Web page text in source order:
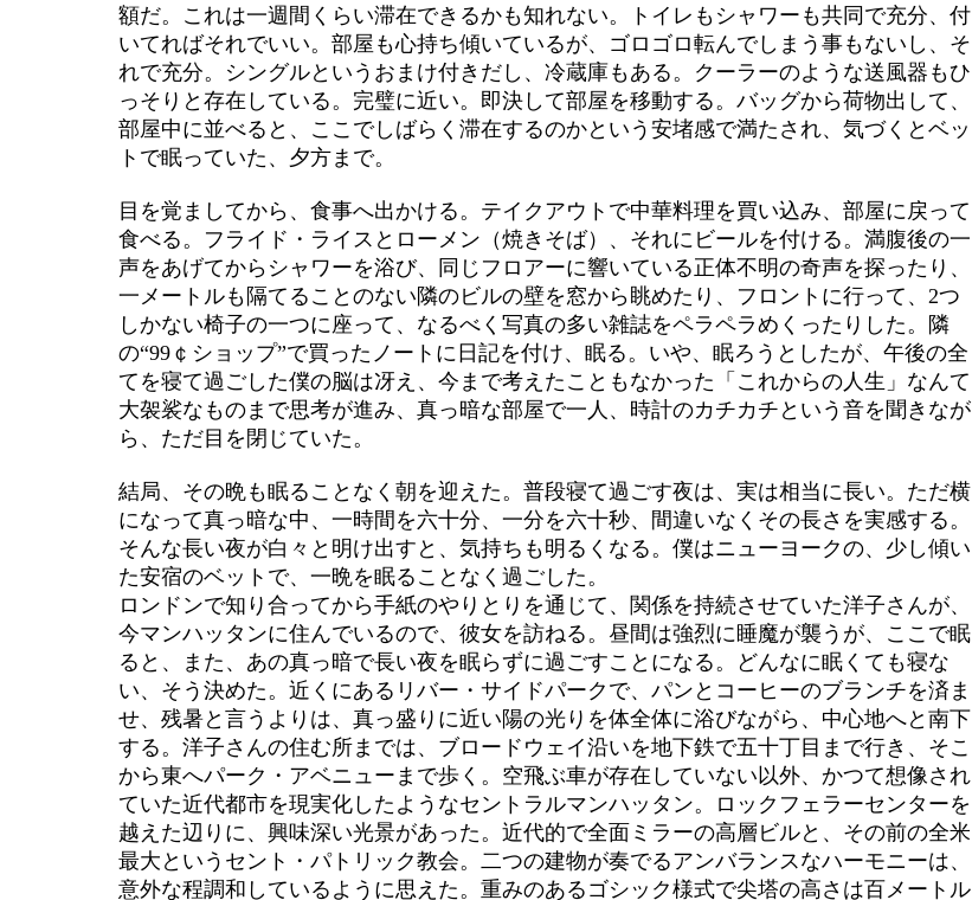
額だ。これは一週間くらい滞在できるかも知れない。トイレもシャワーも共同で充分、付
いてればそれでいい。部屋も心持ち傾いているが、ゴロゴロ転んでしまう事もないし、そ
れで充分。シングルというおまけ付きだし、冷蔵庫もある。クーラーのような送風器もひ
っそりと存在している。完璧に近い。即決して部屋を移動する。バッグから荷物出して、
部屋中に並べると、ここでしばらく滞在するのかという安堵感で満たされ、気づくとベッ
トで眠っていた、夕方まで。
目を覚ましてから、食事へ出かける。テイクアウトで中華料理を買い込み、部屋に戻って
食べる。フライド・ライスとローメン（焼きそば）、それにビールを付ける。満腹後の一
声をあげてからシャワーを浴び、同じフロアーに響いている正体不明の奇声を探ったり、
一メートルも隔てることのない隣のビルの壁を窓から眺めたり、フロントに行って、2つ
しかない椅子の一つに座って、なるべく写真の多い雑誌をペラペラめくったりした。隣
の“99￠ショップ”で買ったノートに日記を付け、眠る。いや、眠ろうとしたが、午後の全
てを寝て過ごした僕の脳は冴え、今まで考えたこともなかった「これからの人生」なんて
大袈裟なものまで思考が進み、真っ暗な部屋で一人、時計のカチカチという音を聞きなが
ら、ただ目を閉じていた。
結局、その晩も眠ることなく朝を迎えた。普段寝て過ごす夜は、実は相当に長い。ただ横
になって真っ暗な中、一時間を六十分、一分を六十秒、間違いなくその長さを実感する。
そんな長い夜が白々と明け出すと、気持ちも明るくなる。僕はニューヨークの、少し傾い
た安宿のベットで、一晩を眠ることなく過ごした。
ロンドンで知り合ってから手紙のやりとりを通じて、関係を持続させていた洋子さんが、
今マンハッタンに住んでいるので、彼女を訪ねる。昼間は強烈に睡魔が襲うが、ここで眠
ると、また、あの真っ暗で長い夜を眠らずに過ごすことになる。どんなに眠くても寝な
い、そう決めた。近くにあるリバー・サイドパークで、パンとコーヒーのブランチを済ま
せ、残暑と言うよりは、真っ盛りに近い陽の光りを体全体に浴びながら、中心地へと南下
する。洋子さんの住む所までは、ブロードウェイ沿いを地下鉄で五十丁目まで行き、そこ
から東へパーク・アベニューまで歩く。空飛ぶ車が存在していない以外、かつて想像され
ていた近代都市を現実化したようなセントラルマンハッタン。ロックフェラーセンターを
越えた辺りに、興味深い光景があった。近代的で全面ミラーの高層ビルと、その前の全米
最大というセント・パトリック教会。二つの建物が奏でるアンバランスなハーモニーは、
意外な程調和しているように思えた。重みのあるゴシック様式で尖塔の高さは百メートル